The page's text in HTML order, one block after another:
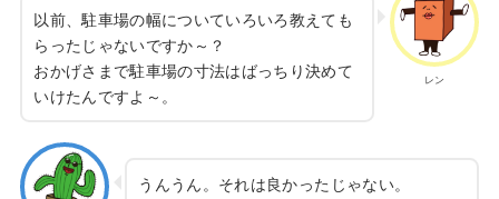
レン
以前、駐車場の幅についていろいろ教えても
らったじゃないですか～？
おかげさまで駐車場の寸法はばっちり決めて
いけたんですよ～。
うんうん。それは良かったじゃない。